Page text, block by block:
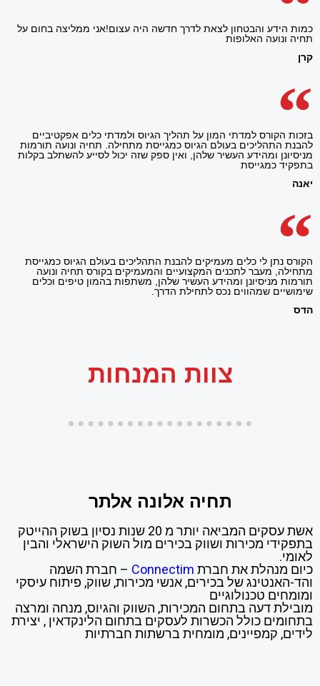
כמות הידע והבטחון לצאת לדרך חדשה היה עצום!אני ממליצה בחום על
תחיה ונועה האלופות
קרן
בזכות הקורס למדתי המון על תהליך הגיוס ולמדתי כלים אפקטיביים
להבנת התהליכים בעולם הגיוס כמגייסת מתחילה. תחיה ונועה תורמות
מניסיונן ומהידע העשיר שלהן, ואין ספק שזה יכול לסייע להשתלב בקלות
בתפקיד כמגייסת
יאנה
הקורס נתן לי כלים מעמיקים להבנת התהליכים בעולם הגיוס כמגייסת
מתחילה, מעבר לתכנים המקצועיים והמעמיקים בקורס תחיה ונועה
תורמות מניסיונן ומהידע העשיר שלהן, משתפות בהמון טיפים וכלים
שימושיים שמהווים נכס לתחילת הדרך.
הדס
צוות המנחות
תחיה אלונה אלתר
אשת עסקים המביאה יותר מ 20 שנות נסיון בשוק ההייטק
בתפקידי מכירות ושווק בכירים מול השוק הישראלי והבין
לאומי.
כיום מנהלת את חברת Connectim – חברת השמה
והד-האנטינג של בכירים, אנשי מכירות, שווק, פיתוח עיסקי
ומומחים טכנולוגיים
מובילת דעה בתחום המכירות, השווק והגיוס, מנחה ומרצה
בתחומים כולל הכשרות לעסקים בתחום הלינקדאין , יצירת
לידים, קמפיינים, מומחית ברשתות חברתיות